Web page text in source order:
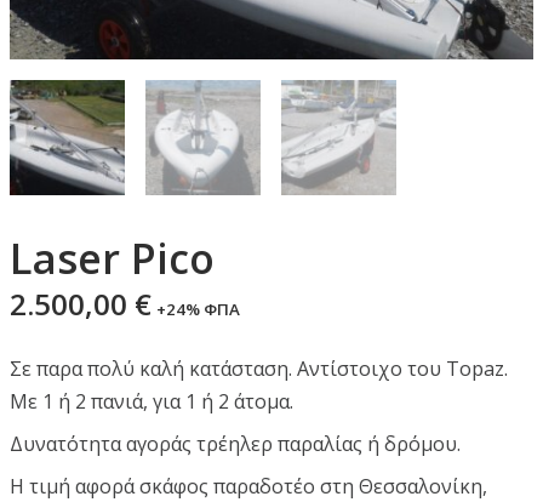
Laser Pico
2.500,00 € +24% ΦΠΑ
Σε παρα πολύ καλή κατάσταση. Αντίστοιχο του Topaz.
Με 1 ή 2 πανιά, για 1 ή 2 άτομα.
Δυνατότητα αγοράς τρέηλερ παραλίας ή δρόμου.
Η τιμή αφορά σκάφος παραδοτέο στη Θεσσαλονίκη,